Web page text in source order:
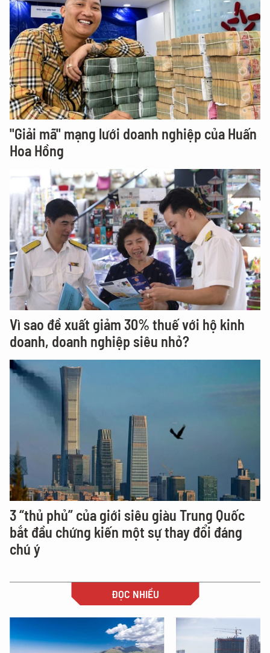
"Giải mã" mạng lưới doanh nghiệp của Huấn
Hoa Hồng
Vì sao đề xuất giảm 30% thuế với hộ kinh
doanh, doanh nghiệp siêu nhỏ?
3 “thủ phủ” của giới siêu giàu Trung Quốc
bắt đầu chứng kiến một sự thay đổi đáng
chú ý
ĐỌC NHIỀU